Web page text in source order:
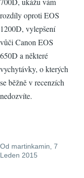
rozdíly oproti EOS
1200D, vylepšení
vůči Canon EOS
650D a některé
vychytávky, o kterých
se běžně v recenzích
nedozvíte.
Od martinkamin , 7
Leden 2015